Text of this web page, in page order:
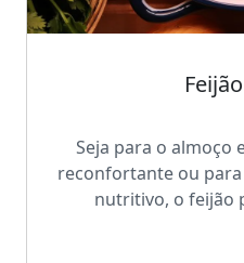
Seja para o almoço
reconfortante ou
nutritivo, o feijão